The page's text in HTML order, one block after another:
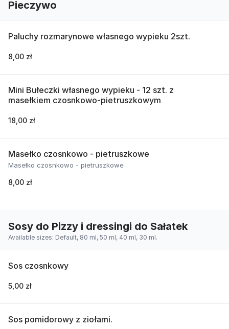
Pieczywo
Paluchy rozmarynowe własnego wypieku 2szt.
8,00 zł
Mini Bułeczki własnego wypieku - 12 szt. z
masełkiem czosnkowo-pietruszkowym
18,00 zł
Masełko czosnkowo - pietruszkowe
Masełko czosnkowo - pietruszkowe
8,00 zł
Sosy do Pizzy i dressingi do Sałatek
Available sizes: Default, 80 ml, 50 ml, 40 ml, 30 ml.
Sos czosnkowy
5,00 zł
Sos pomidorowy z ziołami.